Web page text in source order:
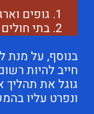
גופים
בתי
בנוסף, על מנת
גוגל את תהליך
ונפרט עליו